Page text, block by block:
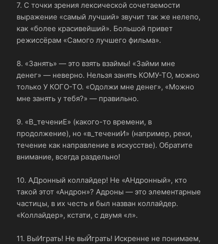
7. С точки зрения лексической сочетаемости
выражение «самый лучший» звучит так же нелепо,
как «более красивейший». Большой привет
режиссёрам «Самого лучшего фильма».
8. «Занять» — это взять взаймы! «Займи мне
денег» — неверно. Нельзя занять КОМУ-ТО, можно
только У КОГО-ТО. «Одолжи мне денег», «Можно
мне занять у тебя?» — правильно.
9. «В_течениЕ» (какого-то времени, в
продолжение), но «в_течениИ» (например, реки,
течение как направление в искусстве). Обратите
внимание, всегда раздельно!
10. АДронный коллайдер! Не «АНдронный», кто
такой этот «Андрон»? Адроны — это элементарные
частицы, в их честь и был назван коллайдер.
«Коллайдер», кстати, с двумя «л».
11. ВыИграть! Не выЙграть! Искренне не понимаем,